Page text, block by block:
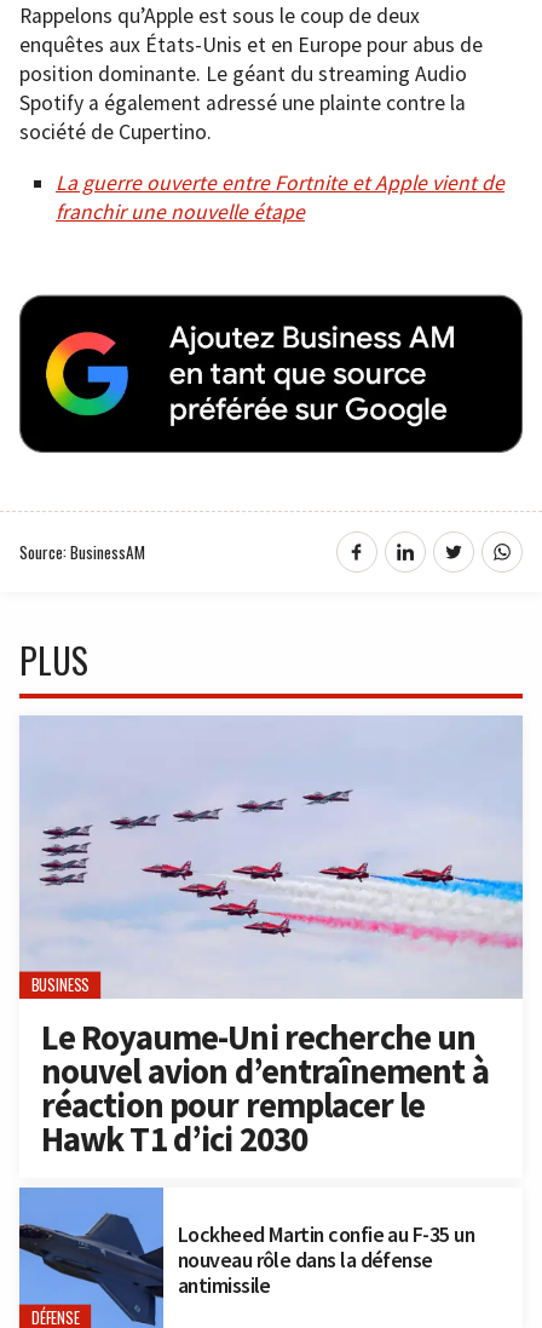
Rappelons qu’Apple est sous le coup de deux
enquêtes aux États-Unis et en Europe pour abus de
position dominante. Le géant du streaming Audio
Spotify a également adressé une plainte contre la
société de Cupertino.
La guerre ouverte entre Fortnite et Apple vient de
franchir une nouvelle étape
Source: BusinessAM
PLUS
BUSINESS
Le Royaume-Uni recherche un
nouvel avion d’entraînement à
réaction pour remplacer le
Hawk T1 d’ici 2030
DÉFENSE
Lockheed Martin confie au F-35 un
nouveau rôle dans la défense
antimissile